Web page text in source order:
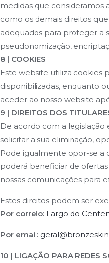
medidas que consideramos
como os demais direitos
adequados para proteger a
pseudonomização,
8 | COOKIES
Este website utiliza cookies
disponibilizadas, enquanto
aceder ao nosso website
9 | DIREITOS DOS
De acordo com a legislação
solicitar a sua eliminação,
Pode igualmente opor-se a
poderá beneficiar de
nossas comunicações para
Estes direitos podem ser
Por correio: Largo do
Por email:
10 | LIGAÇÃO PARA REDES